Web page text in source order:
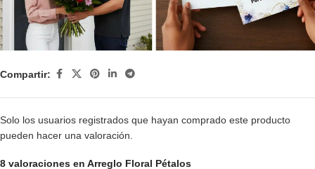
Compartir:
8 valoraciones en Arreglo Floral Pétalos
Solo los usuarios registrados que hayan comprado este producto
pueden hacer una valoración.